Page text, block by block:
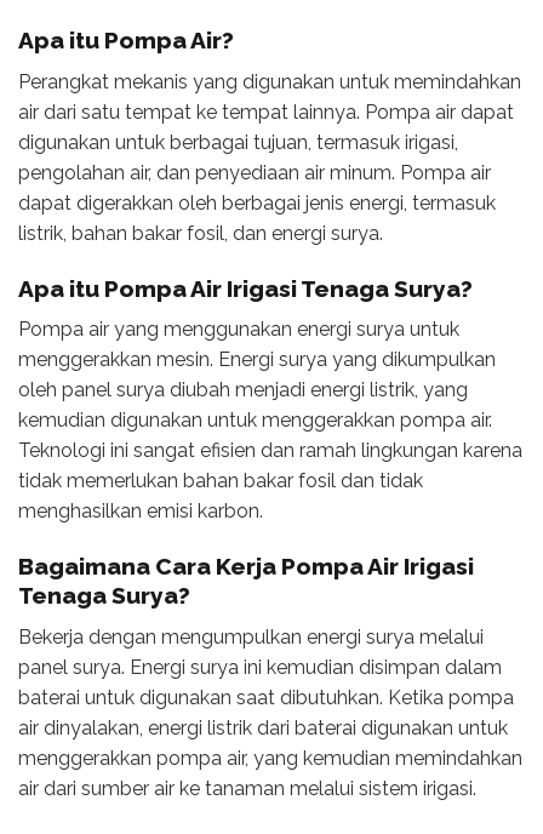
Apa itu Pompa Air?
Perangkat mekanis yang digunakan untuk memindahkan
air dari satu tempat ke tempat lainnya. Pompa air dapat
digunakan untuk berbagai tujuan, termasuk irigasi,
pengolahan air, dan penyediaan air minum. Pompa air
dapat digerakkan oleh berbagai jenis energi, termasuk
listrik, bahan bakar fosil, dan energi surya.
Apa itu Pompa Air Irigasi Tenaga Surya?
Pompa air yang menggunakan energi surya untuk
menggerakkan mesin. Energi surya yang dikumpulkan
oleh panel surya diubah menjadi energi listrik, yang
kemudian digunakan untuk menggerakkan pompa air.
Teknologi ini sangat efisien dan ramah lingkungan karena
tidak memerlukan bahan bakar fosil dan tidak
menghasilkan emisi karbon.
Bagaimana Cara Kerja Pompa Air Irigasi
Tenaga Surya?
Bekerja dengan mengumpulkan energi surya melalui
panel surya. Energi surya ini kemudian disimpan dalam
baterai untuk digunakan saat dibutuhkan. Ketika pompa
air dinyalakan, energi listrik dari baterai digunakan untuk
menggerakkan pompa air, yang kemudian memindahkan
air dari sumber air ke tanaman melalui sistem irigasi.